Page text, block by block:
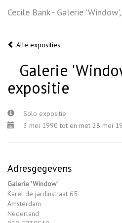
Alle exposities
Galerie
expositie
Solo expositie
3 mei 1990 tot en met 28 mei
Adresgegevens
Galerie 'Window'
Karel de jardinstraat 65
Amsterdam
Nederland